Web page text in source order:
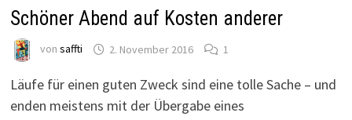
Schöner Abend auf Kosten anderer
von saffti 2. November 2016 1
Läufe für einen guten Zweck sind eine tolle Sache – und
enden meistens mit der Übergabe eines